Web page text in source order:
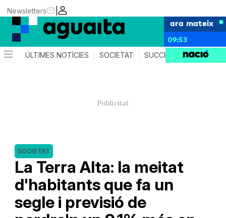
|
Newsletters
ara mateix
09:53
ÚLTIMES NOTÍCIES SOCIETAT SUCCESSOS AGENDA
La Terra Alta: la meitat
d'habitants que fa un
segle i previsió de
SOCIETAT